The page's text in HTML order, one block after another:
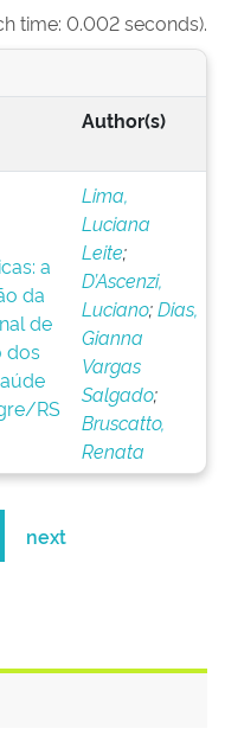
time: 0.002 seconds).
Author(s)
a
da
de
dos
RS
Lima,
Luciana
Leite;
D’Ascenzi,
Luciano;Dias,
Gianna
Vargas
Salgado;
Bruscatto,
Renata
next